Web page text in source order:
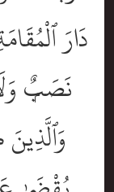
دَارَ
نَصَبٌۭ